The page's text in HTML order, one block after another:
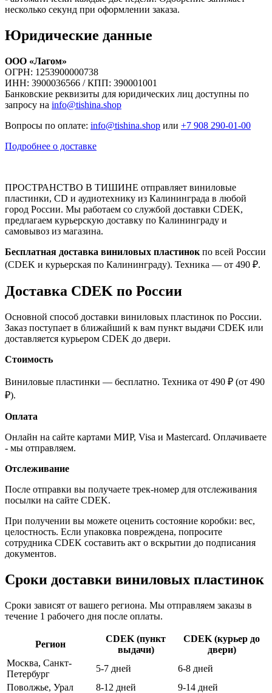
несколько секунд при оформлении заказа.
Юридические данные
ООО «Лагом»
ОГРН: 1253900000738
ИНН: 3900036566 / КПП: 390001001
Банковские реквизиты для юридических лиц доступны по
запросу на info@tishina.shop
Вопросы по оплате: info@tishina.shop или +7 908 290-01-00
Подробнее о доставке
ПРОСТРАНСТВО В ТИШИНЕ отправляет виниловые
пластинки, CD и аудиотехнику из Калининграда в любой
город России. Мы работаем со службой доставки CDEK,
предлагаем курьерскую доставку по Калининграду и
самовывоз из магазина.
Бесплатная доставка виниловых пластинок по всей России
(CDEK и курьерская по Калининграду). Техника — от 490 ₽.
Доставка CDEK по России
Основной способ доставки виниловых пластинок по России.
Заказ поступает в ближайший к вам пункт выдачи CDEK или
доставляется курьером CDEK до двери.
Стоимость
Виниловые пластинки — бесплатно. Техника от 490 ₽ (от 490
₽).
Оплата
Онлайн на сайте картами МИР, Visa и Mastercard. Оплачиваете
- мы отправляем.
Отслеживание
После отправки вы получаете трек-номер для отслеживания
посылки на сайте CDEK.
При получении вы можете оценить состояние коробки: вес,
целостность. Если упаковка повреждена, попросите
сотрудника CDEK составить акт о вскрытии до подписания
документов.
Сроки доставки виниловых пластинок
Сроки зависят от вашего региона. Мы отправляем заказы в
течение 1 рабочего дня после оплаты.
Регион
CDEK (пункт
выдачи)
CDEK (курьер до
двери)
Москва, Санкт-
Петербург
5-7 дней
6-8 дней
Поволжье, Урал
8-12 дней
9-14 дней